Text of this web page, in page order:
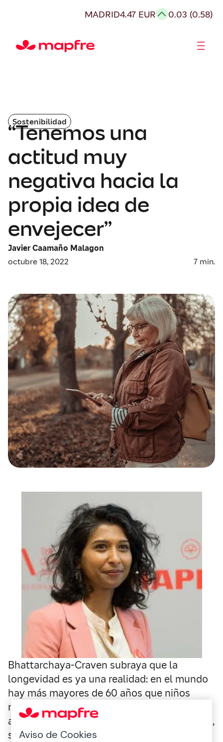
MADRID4.47 EUR 0.03 (0.58)
Sostenibilidad
“Tenemos una
actitud muy
negativa hacia la
propia idea de
envejecer”
Javier Caamaño Malagon
octubre 18, 2022
7 min.
Bhattarchaya-Craven subraya que la
longevidad es ya una realidad: en el mundo
hay más mayores de 60 años que niños
menores de cinco; los mayores de 60, que
actualmente son 1.000 milones de personas,
se doblarán hasta más de 2.000 millones en
Aviso de Cookies